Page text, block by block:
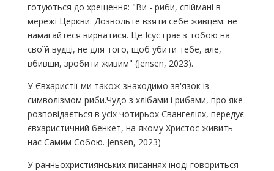
готуються до хрещення: "Ви - риби, спіймані в
мережі Церкви. Дозвольте взяти себе живцем: не
намагайтеся вирватися. Це Ісус грає з тобою на
своїй вудці, не для того, щоб убити тебе, але,
вбивши, зробити живим" (Jensen, 2023).
У Євхаристії ми також знаходимо зв'язок із
символізмом риби.Чудо з хлібами і рибами, про яке
розповідається в усіх чотирьох Євангеліях, передує
євхаристичний бенкет, на якому Христос живить
нас Самим Собою. Jensen, 2023)
У ранньохристиянських писаннях іноді говориться